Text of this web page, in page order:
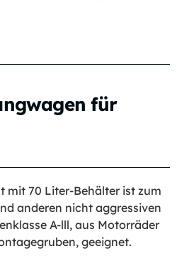
für
mit 70 Liter-Behälter ist zum
anderen nicht aggressiven
A-lll, aus Motorräder
geeignet.